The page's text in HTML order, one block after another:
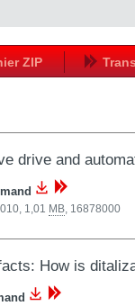
ZIP
drive and
1,01 MB, 16878000
How is